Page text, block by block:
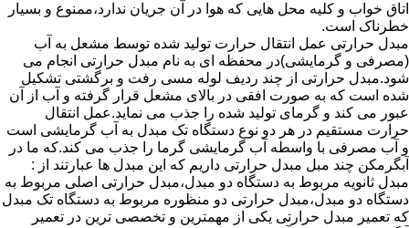
اتاق خواب و کلیه محل هایی که هوا در آن جریان ندارد،ممنوع و بسیار
خطرناک است.
مبدل حرارتی عمل انتقال حرارت تولید شده توسط مشعل به آب
(مصرفی و گرمایشی)در محفظه ای به نام مبدل حرارتی انجام می
شود.مبدل حرارتی از چند ردیف لوله مسی رفت و برگشتی تشکیل
شده است که به صورت افقی در بالای مشعل قرار گرفته و آب از آن
عبور می کند و گرمای تولید شده را جذب می نماید.عمل انتقال
حرارت مستقیم در هر دو نوع دستگاه تک مبدل به آب گرمایشی است
و آب مصرفی با واسطه آب گرمایشی گرما را جذب می کند.که ما در
آبگرمکن چند مبل مبدل حرارتی داریم که این مبدل ها عبارتند از :
مبدل ثانویه مربوط به دستگاه دو مبدل،مبدل حرارتی اصلی مربوط به
دستگاه دو مبدل،مبدل حرارتی دو منظوره مربوط به دستگاه تک مبدل
که تعمیر مبدل حرارتی یکی از مهمترین و تخصصی ترین در تعمیر